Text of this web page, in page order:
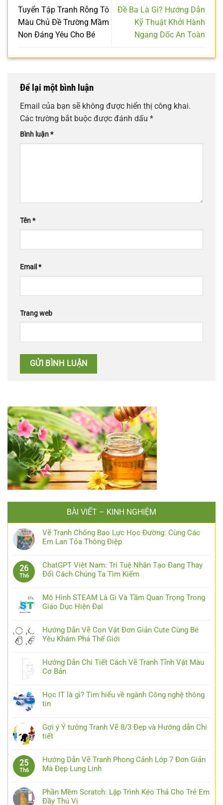
Tuyển Tập Tranh Rỗng Tô
Màu Chủ Đề Trường Mầm
Non Đáng Yêu Cho Bé
Đề Ba Là Gì? Hướng Dẫn
Kỹ Thuật Khởi Hành
Ngang Dốc An Toàn
Để lại một bình luận
Email của bạn sẽ không được hiển thị công khai.
Các trường bắt buộc được đánh dấu *
Bình luận*
Tên*
Email *
Trang web
BÀI VIẾT – KINH NGHIỆM
Vẽ Tranh Chống Bạo Lực Học Đường: Cùng Các
Em Lan Tỏa Thông Điệp
26
Th6
ChatGPT Việt Nam: Trí Tuệ Nhân Tạo Đang Thay
Đổi Cách Chúng Ta Tìm Kiếm
Mô Hình STEAM Là Gì Và Tầm Quan Trọng Trong
Giáo Dục Hiện Đại
Hướng Dẫn Vẽ Con Vật Đơn Giản Cute Cùng Bé
Yêu Khám Phá Thế Giới
Hướng Dẫn Chi Tiết Cách Vẽ Tranh Tĩnh Vật Màu
Cơ Bản
Học IT là gì? Tìm hiểu về ngành Công nghệ thông
tin
Gợi ý Ý tưởng Tranh Vẽ 8/3 Đẹp và Hướng dẫn Chi
tiết
25
Th6
Hướng Dẫn Vẽ Tranh Phong Cảnh Lớp 7 Đơn Giản
Mà Đẹp Lung Linh
Phần Mềm Scratch: Lập Trình Kéo Thả Cho Trẻ Em
Đầy Thú Vị